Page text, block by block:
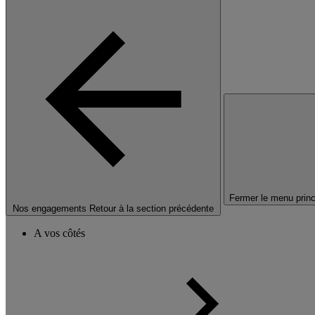
Nos engagements Retour à la section précédente
Fermer le menu
A vos côtés